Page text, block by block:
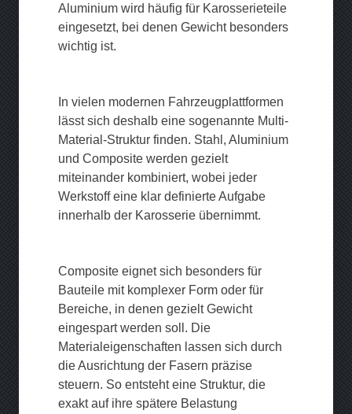
Aluminium wird häufig für Karosserieteile
eingesetzt, bei denen Gewicht besonders
wichtig ist.
In vielen modernen Fahrzeugplattformen
lässt sich deshalb eine sogenannte Multi-
Material-Struktur finden. Stahl, Aluminium
und Composite werden gezielt
miteinander kombiniert, wobei jeder
Werkstoff eine klar definierte Aufgabe
innerhalb der Karosserie übernimmt.
Composite eignet sich besonders für
Bauteile mit komplexer Form oder für
Bereiche, in denen gezielt Gewicht
eingespart werden soll. Die
Materialeigenschaften lassen sich durch
die Ausrichtung der Fasern präzise
steuern. So entsteht eine Struktur, die
exakt auf ihre spätere Belastung